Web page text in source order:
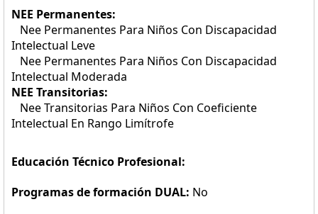
NEE Permanentes:
Nee Permanentes Para Niños Con Discapacidad
Intelectual Leve
Nee Permanentes Para Niños Con Discapacidad
Intelectual Moderada
NEE Transitorias:
Nee Transitorias Para Niños Con Coeficiente
Intelectual En Rango Limítrofe
Educación Técnico Profesional:
Programas de formación DUAL: No